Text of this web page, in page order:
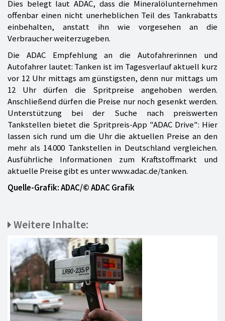
Dies belegt laut ADAC, dass die Mineralölunternehmen
offenbar einen nicht unerheblichen Teil des Tankrabatts
einbehalten, anstatt ihn wie vorgesehen an die
Verbraucher weiterzugeben.
Die ADAC Empfehlung an die Autofahrerinnen und
Autofahrer lautet: Tanken ist im Tagesverlauf aktuell kurz
vor 12 Uhr mittags am günstigsten, denn nur mittags um
12 Uhr dürfen die Spritpreise angehoben werden.
Anschließend dürfen die Preise nur noch gesenkt werden.
Unterstützung bei der Suche nach preiswerten
Tankstellen bietet die Spritpreis-App "ADAC Drive": Hier
lassen sich rund um die Uhr die aktuellen Preise an den
mehr als 14.000 Tankstellen in Deutschland vergleichen.
Ausführliche Informationen zum Kraftstoffmarkt und
aktuelle Preise gibt es unter www.adac.de/tanken.
Quelle-Grafik: ADAC/© ADAC Grafik
Weitere Inhalte: